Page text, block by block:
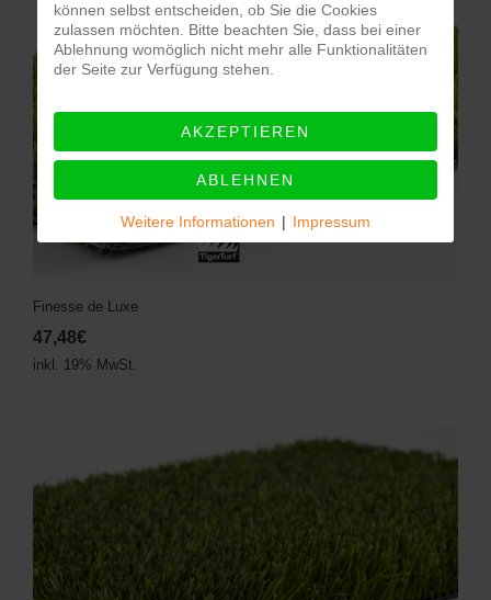
Finesse de Luxe
47,48€
inkl. 19% MwSt.
können selbst entscheiden, ob Sie die Cookies
zulassen möchten. Bitte beachten Sie, dass bei einer
Ablehnung womöglich nicht mehr alle Funktionalitäten
der Seite zur Verfügung stehen.
AKZEPTIEREN
ABLEHNEN
Weitere Informationen | Impressum